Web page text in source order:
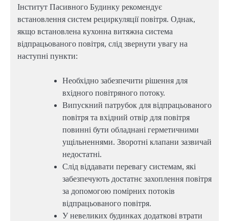
Інститут Пасивного Будинку рекомендує
встановлення систем рециркуляції повітря. Однак,
якщо встановлена ​​кухонна витяжна система
відпрацьованого повітря, слід звернути увагу на
наступні пункти:
Необхідно забезпечити рішення для
вхідного повітряного потоку.
Випускний патрубок для відпрацьованого
повітря та вхідний отвір для повітря
повинні бути обладнані герметичними
ущільненнями. Зворотні клапани зазвичай
недостатні.
Слід віддавати перевагу системам, які
забезпечують достатнє захоплення повітря
за допомогою помірних потоків
відпрацьованого повітря.
У невеликих будинках додаткові втрати